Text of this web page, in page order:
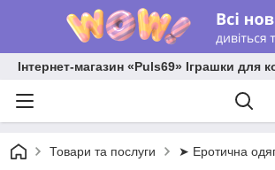
Інтернет-магазин «Puls69» Іграшки для
Товари та послуги ➤ Еротична